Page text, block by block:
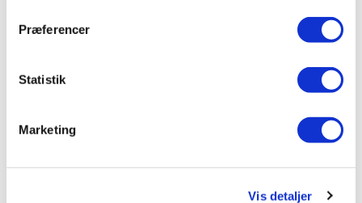
Præferencer
Statistik
Marketing
Vis detaljer
249,95 KR. 169,95 KR.